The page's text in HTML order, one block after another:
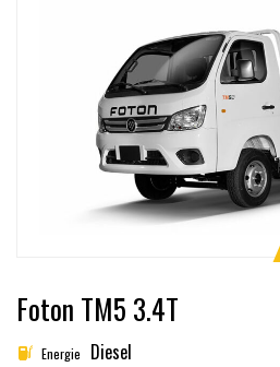
Foton TM5 3.4T
Energie Diesel